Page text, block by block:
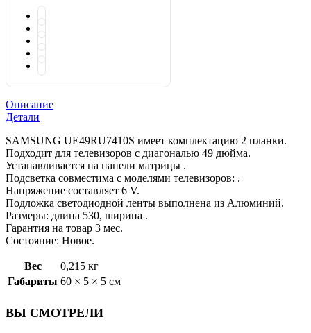
Описание
Детали
SAMSUNG UЕ49RU7410S имеет комплектацию 2 планки.
Подходит для телевизоров с диагональю 49 дюйма.
Устанавливается на панели матрицы .
Подсветка совместима с моделями телевизоров: .
Напряжение составляет 6 V.
Подложка светодиодной ленты выполнена из Алюминий.
Размеры: длина 530, ширина .
Гарантия на товар 3 мес.
Состояние: Новое.
Вес
0,215 кг
Габариты 60 × 5 × 5 см
ВЫ СМОТРЕЛИ